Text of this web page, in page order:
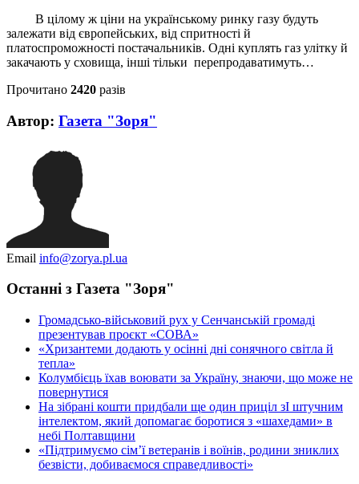
В цілому ж ціни на українському ринку газу будуть
залежати від європейських, від спритності й
платоспроможності постачальників. Одні куплять газ улітку й
закачають у сховища, інші тільки перепродаватимуть…
Прочитано 2420 разів
Автор: Газета "Зоря"
Email info@zorya.pl.ua
Останні з Газета "Зоря"
Громадсько-військовий рух у Сенчанській громаді
презентував проєкт «СОВА»
«Хризантеми додають у осінні дні сонячного світла й
тепла»
Колумбієць їхав воювати за Україну, знаючи, що може не
повернутися
На зібрані кошти придбали ще один приціл зІ штучним
інтелектом, який допомагає боротися з «шахедами» в
небі Полтавщини
«Підтримуємо сім’ї ветеранів і воїнів, родини зниклих
безвісти, добиваємося справедливості»